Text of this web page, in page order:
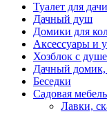
Туалет для дачи
Дачный душ
Домики для
Аксессуары и
Хозблок с
Дачный домик,
Беседки
Садовая
Лавки,